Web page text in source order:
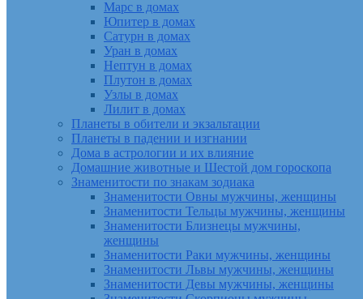
Марс в домах
Юпитер в домах
Сатурн в домах
Уран в домах
Нептун в домах
Плутон в домах
Узлы в домах
Лилит в домах
Планеты в обители и экзальтации
Планеты в падении и изгнании
Дома в астрологии и их влияние
Домашние животные и Шестой дом гороскопа
Знаменитости по знакам зодиака
Знаменитости Овны мужчины, женщины
Знаменитости Тельцы мужчины, женщины
Знаменитости Близнецы мужчины,
женщины
Знаменитости Раки мужчины, женщины
Знаменитости Львы мужчины, женщины
Знаменитости Девы мужчины, женщины